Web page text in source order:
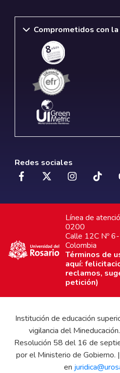
Comprometidos con
Redes sociales
Línea de
0200
Calle 12C Nº
Colombia
Términos de
aquí:
reclamos,
petición)
Institución de educación
vigilancia del
Resolución 58 del 16 de
por el Ministerio de Gobierno.
en